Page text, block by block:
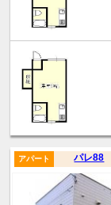
パレ88
アパート